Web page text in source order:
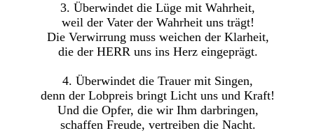
3. Überwindet die Lüge mit Wahrheit,
weil der Vater der Wahrheit uns trägt!
Die Verwirrung muss weichen der Klarheit,
die der HERR uns ins Herz eingeprägt.
4. Überwindet die Trauer mit Singen,
denn der Lobpreis bringt Licht uns und Kraft!
Und die Opfer, die wir Ihm darbringen,
schaffen Freude, vertreiben die Nacht.